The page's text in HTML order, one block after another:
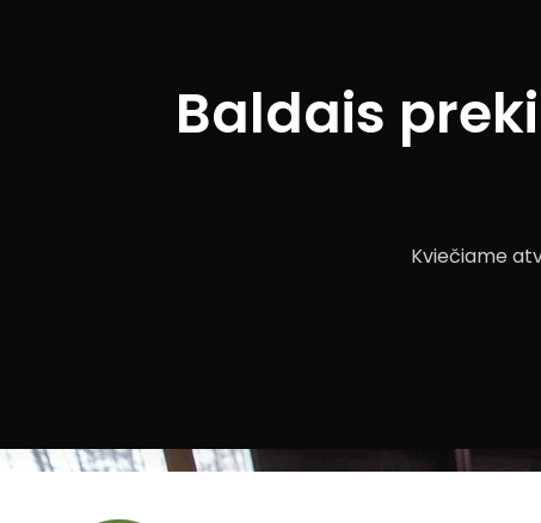
Baldais
Kviečiame